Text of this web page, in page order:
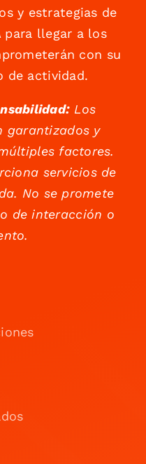
y estrategias de
para llegar a los
con su
de actividad.
Los
garantizados y
factores.
servicios de
No se promete
de interacción o